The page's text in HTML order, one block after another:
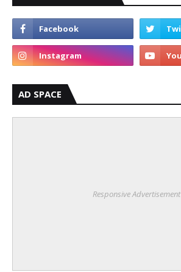
AD SPACE
Responsive Advertisement